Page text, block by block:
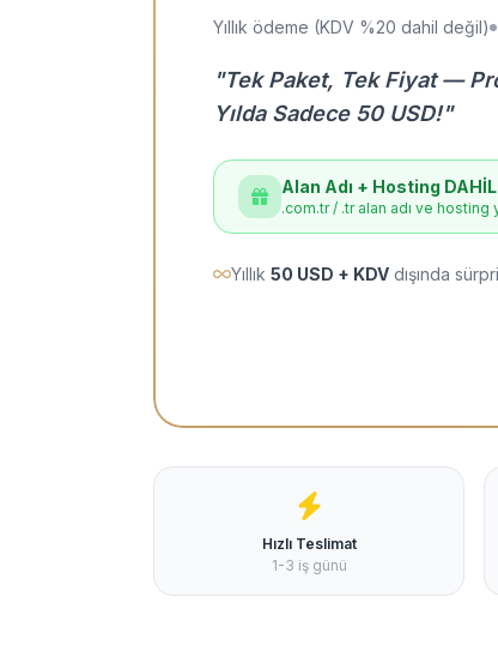
Yıllık ödeme (KDV %20 dahil değil)
"Tek Paket, Tek Fiyat —
Yılda Sadece 50 USD!"
Alan Adı + Hosting DAHİL
.com.tr / .tr alan adı ve hosting
Yıllık 50 USD + KDV dışında
Hızlı Teslimat
1-3 iş günü